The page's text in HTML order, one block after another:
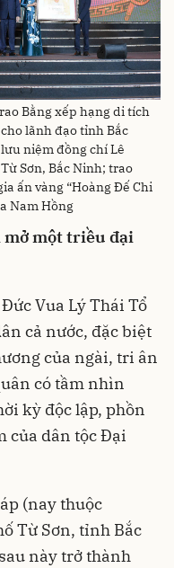
Bằng xếp hạng di tích
lãnh đạo tỉnh Bắc
niệm đồng chí Lê
Sơn, Bắc Ninh; trao
ấn vàng “Hoàng Đế Chi
Nam Hồng
một triều đại
Vua Lý Thái Tổ
cả nước, đặc biệt
của ngài, tri ân
có tầm nhìn
kỳ độc lập, phồn
của dân tộc Đại
(nay thuộc
Từ Sơn, tỉnh Bắc
này trở thành